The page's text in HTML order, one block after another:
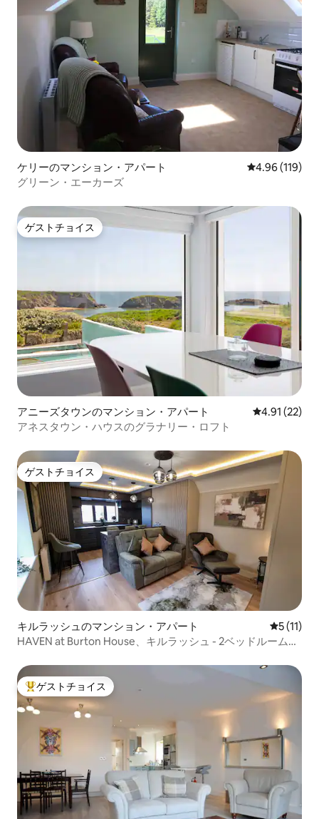
ケリーのマンション・アパート レビュー119
4.96 (119)
グリーン・エーカーズ
ゲストチョイス
ゲストチョイス
アニーズタウンのマンション・アパート レビュー22
4.91 (22)
アネスタウン・ハウスのグラナリー・ロフト
ゲストチョイス
ゲストチョイス
キルラッシュのマンション・アパート レビュー
5 (11)
HAVEN at Burton House、キルラッシュ - 2ベッドルームの
大好評のゲストチョイスです。
ゲストチョイス